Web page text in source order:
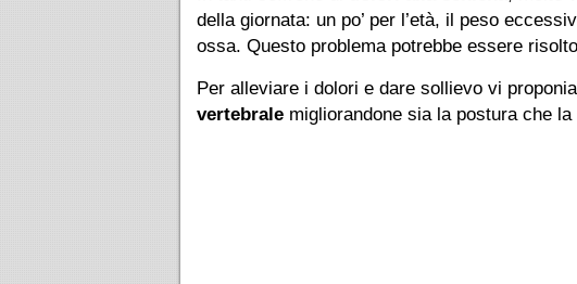
della giornata: un po’ per l’età, il peso
ossa. Questo problema potrebbe essere
Per alleviare i dolori e dare sollievo vi
vertebrale migliorandone sia la postura che